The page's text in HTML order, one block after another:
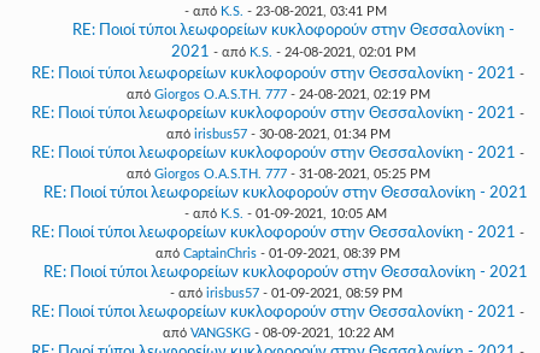
- από K.S. - 23-08-2021, 03:41 PM
RE: Ποιοί τύποι λεωφορείων κυκλοφορούν στην Θεσσαλονίκη -
2021 - από K.S. - 24-08-2021, 02:01 PM
RE: Ποιοί τύποι λεωφορείων κυκλοφορούν στην Θεσσαλονίκη - 2021 -
από Giorgos O.A.S.TH. 777- 24-08-2021, 02:19 PM
RE: Ποιοί τύποι λεωφορείων κυκλοφορούν στην Θεσσαλονίκη - 2021 -
από irisbus57- 30-08-2021, 01:34 PM
RE: Ποιοί τύποι λεωφορείων κυκλοφορούν στην Θεσσαλονίκη - 2021 -
από Giorgos O.A.S.TH. 777- 31-08-2021, 05:25 PM
RE: Ποιοί τύποι λεωφορείων κυκλοφορούν στην Θεσσαλονίκη - 2021
- από K.S. - 01-09-2021, 10:05 AM
RE: Ποιοί τύποι λεωφορείων κυκλοφορούν στην Θεσσαλονίκη - 2021 -
από CaptainChris - 01-09-2021, 08:39 PM
RE: Ποιοί τύποι λεωφορείων κυκλοφορούν στην Θεσσαλονίκη - 2021
- από irisbus57- 01-09-2021, 08:59 PM
RE: Ποιοί τύποι λεωφορείων κυκλοφορούν στην Θεσσαλονίκη - 2021 -
από VANGSKG- 08-09-2021, 10:22 AM